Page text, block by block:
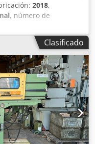
2018,
, número de
del tornillo:
1.500 mm, altura
, potencia: 39 kW
50 Hz, tensión de
64 A, fabricante de
230 V, ARBURG
de inyección -
motor: 57 A - Incluye
obligatoriamente el
por confirmar.
Lüdenscheid - cargado
Clasificado